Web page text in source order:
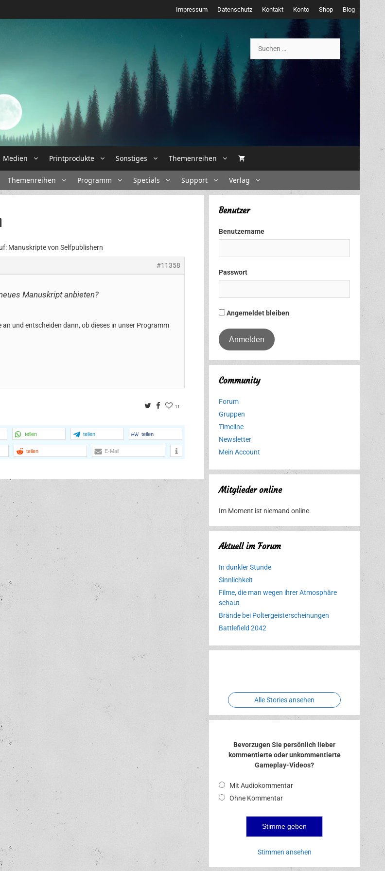
Impressum Datenschutz Kontakt Konto Shop Blog
nach:
Medien Printprodukte Sonstiges Themenreihen
Themenreihen Programm Specials Support Verlag
Manuskripte von Selfpublishern
#11358
Manuskript anbieten?
und entscheiden dann, ob dieses in unser Programm
TwitterFacebook
11
teilen teilen teilen
teilen E-Mail
Benutzer
Benutzername
Passwort
Angemeldet bleiben
Community
Forum
Gruppen
Timeline
Newsletter
Mein Account
Mitglieder online
Im Moment ist niemand online.
Aktuell im Forum
In dunkler Stunde
Sinnlichkeit
Filme, die man wegen ihrer Atmosphäre
schaut
Brände bei Poltergeisterscheinungen
Battlefield 2042
Erlebnispark
Verbotene
Alle Stories ansehen
Bevorzugen Sie persönlich lieber
kommentierte oder unkommentierte
Gameplay-Videos?
Mit Audiokommentar
Ohne Kommentar
Stimmen ansehen